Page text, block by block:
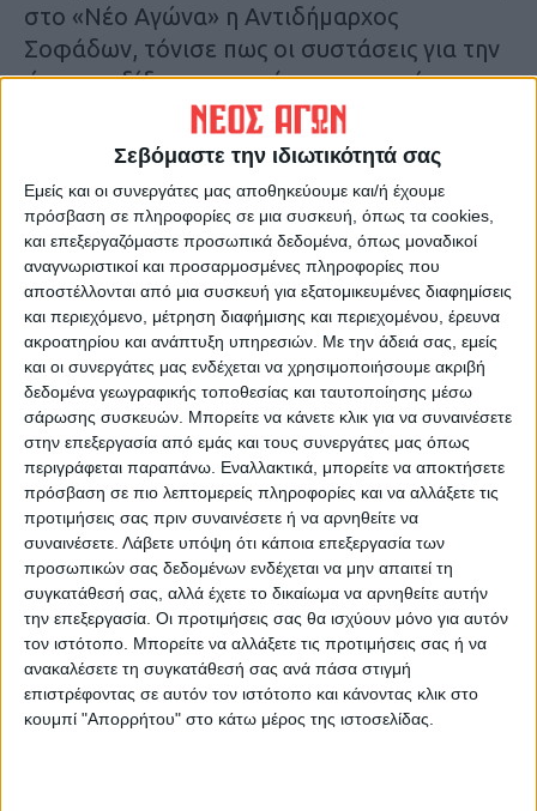
Σεβόμαστε την ιδιωτικότητά σας
Εμείς και οι συνεργάτες μας αποθηκεύουμε και/ή έχουμε
πρόσβαση σε πληροφορίες σε μια συσκευή, όπως τα cookies,
και επεξεργαζόμαστε προσωπικά δεδομένα, όπως μοναδικοί
αναγνωριστικοί και προσαρμοσμένες πληροφορίες που
αποστέλλονται από μια συσκευή για εξατομικευμένες διαφημίσεις
και περιεχόμενο, μέτρηση διαφήμισης και περιεχομένου, έρευνα
ακροατηρίου και ανάπτυξη υπηρεσιών. Με την άδειά σας, εμείς
και οι συνεργάτες μας ενδέχεται να χρησιμοποιήσουμε ακριβή
δεδομένα γεωγραφικής τοποθεσίας και ταυτοποίησης μέσω
σάρωσης συσκευών. Μπορείτε να κάνετε κλικ για να συναινέσετε
στην επεξεργασία από εμάς και τους συνεργάτες μας όπως
περιγράφεται παραπάνω. Εναλλακτικά, μπορείτε να αποκτήσετε
πρόσβαση σε πιο λεπτομερείς πληροφορίες και να αλλάξετε τις
προτιμήσεις σας πριν συναινέσετε ή να αρνηθείτε να
συναινέσετε. Λάβετε υπόψη ότι κάποια επεξεργασία των
προσωπικών σας δεδομένων ενδέχεται να μην απαιτεί τη
συγκατάθεσή σας, αλλά έχετε το δικαίωμα να αρνηθείτε αυτήν
την επεξεργασία. Οι προτιμήσεις σας θα ισχύουν μόνο για αυτόν
τον ιστότοπο. Μπορείτε να αλλάξετε τις προτιμήσεις σας ή να
ανακαλέσετε τη συγκατάθεσή σας ανά πάσα στιγμή
επιστρέφοντας σε αυτόν τον ιστότοπο και κάνοντας κλικ στο
κουμπί "Απορρήτου" στο κάτω μέρος της ιστοσελίδας.
στο «Νέο Αγώνα» η Αντιδήμαρχος
Σοφάδων, τόνισε πως οι συστάσεις για την
ώρα αποδίδουν καρπούς και οι ρομά
υπακούουν στις εκκλήσεις της Δημοτικής
Αρχής, να παραμείνουν στα σπίτια τους.
«Μαύρικα» Εν αναμονή του κλιμακίου του
ΕΟΔΥ για προληπτικούς ελέγχους βρίσκονται
και στον οικισμό των ρομά στην «Μαύρικα».
Όπως τόνισε στο «Νέο Αγώνα» ο Δήμαρχος
Καρδίτσας κ. Βασίλης Τσιάκος περιξ του
οικισμού, υπάρχουν αστυνομικές δυνάμεις
από την αρχή που εφαρμόστηκαν τα μέτρα.
Ο οικισμός περιφρουρείται από
αστυνομικούς. Υπάρχουν αυστηροί έλεγχοι»
υπογράμμισε ο κ. Τσιάκος. Αξίζει να
σημειωθεί πως ένας κάτοικος του οικισμού
της «Μαύρικας» μετέβη στο Νοσοκομείο
Καρδίτσας ως ύποπτο κρούσμα, ωστόσο το
τεστ βγήκε αρνητικό.
Τελευταίες Ειδήσεις Σήμερα